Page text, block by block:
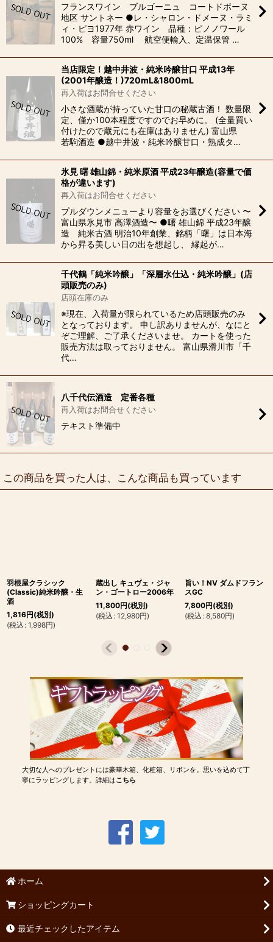
フランスワイン ブルゴーニュ コートドボーヌ
地区 サントネー ●レ・シャロン・ドメーヌ・ラミ
ィ・ピヨ1977年 赤ワイン 品種：ピノノワール
100% 容量750ml 航空便輸入、定温保管 …
当店限定！越中井波・純米吟醸甘口 平成13年
(2001年醸造！)720mL&1800mL
再入荷はお問合せください
小さな酒蔵が持っていた甘口の秘蔵古酒！ 数量限
定、僅か100本程度ですのでお早めに。 (全量買い
付けたので蔵元にも在庫はありません) 富山県
若駒酒造 ●越中井波・純米吟醸甘口・熟成タ…
氷見 曙 雄山錦・純米原酒 平成23年醸造(容量で価
格が違います)
再入荷はお問合せください
プルダウンメニューより容量をお選びください 〜
富山県氷見市 高澤酒造〜 ●曙 雄山錦 平成23年醸
造 純米古酒 明治10年創業、銘柄「曙」は日本海
から昇る美しい日の出を想起し、 縁起が…
千代鶴「純米吟醸」「深層水仕込・純米吟醸」(店
頭販売のみ)
店頭在庫のみ
※現在、入荷量が限られているため店頭販売のみ
となっております。 申し訳ありませんが、なにと
ぞご理解、ご了承くださいませ。 カートを使った
販売方法は取っておりません。 富山県滑川市「千
代…
八千代伝酒造 定番各種
再入荷はお問合せください
テキスト準備中
この商品を買った人は、こんな商品も買っています
羽根屋クラシック
(Classic)純米吟醸・生
酒
1,816円(税別)
(税込 : 1,998円)
蔵出し キュヴェ・ジャ
ン・ゴートロー2006年
11,800円(税別)
(税込 : 12,980円)
旨い！NV ダムドフラン
スGC
7,800円(税別)
(税込 : 8,580円)
大切な人へのプレゼントには豪華木箱、化粧箱、リボンを。思いを込めて丁
寧にラッピングします。詳細はこちら
ホーム
ショッピングカート
最近チェックしたアイテム